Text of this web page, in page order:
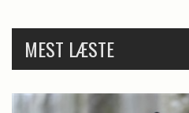
MEST LÆSTE